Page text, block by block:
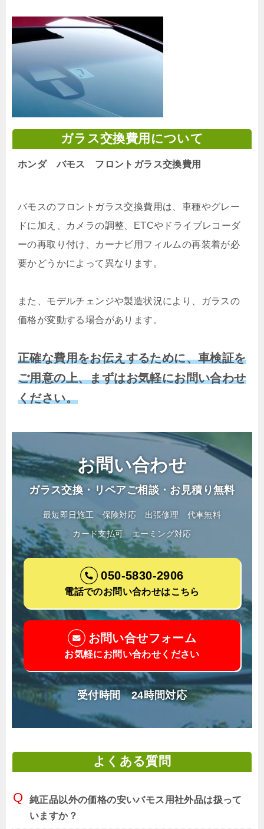
ガラス交換費用について
ホンダ バモス フロントガラス交換費用
バモスのフロントガラス交換費用は、車種やグレー
ドに加え、カメラの調整、ETCやドライブレコーダ
ーの再取り付け、カーナビ用フィルムの再装着が必
要かどうかによって異なります。
また、モデルチェンジや製造状況により、ガラスの
価格が変動する場合があります。
正確な費用をお伝えするために、車検証を
ご用意の上、まずはお気軽にお問い合わせ
ください。
お問い合わせ
ガラス交換・リペアご相談・お見積り無料
最短即日施工 保険対応 出張修理
代車無料
カード支払可
エーミング対応
050-5830-2906
電話でのお問い合わせはこちら
お問い合せフォーム
お気軽にお問い合わせください
受付時間 24時間対応
よくある質問
純正品以外の価格の安いバモス用社外品は扱って
いますか？